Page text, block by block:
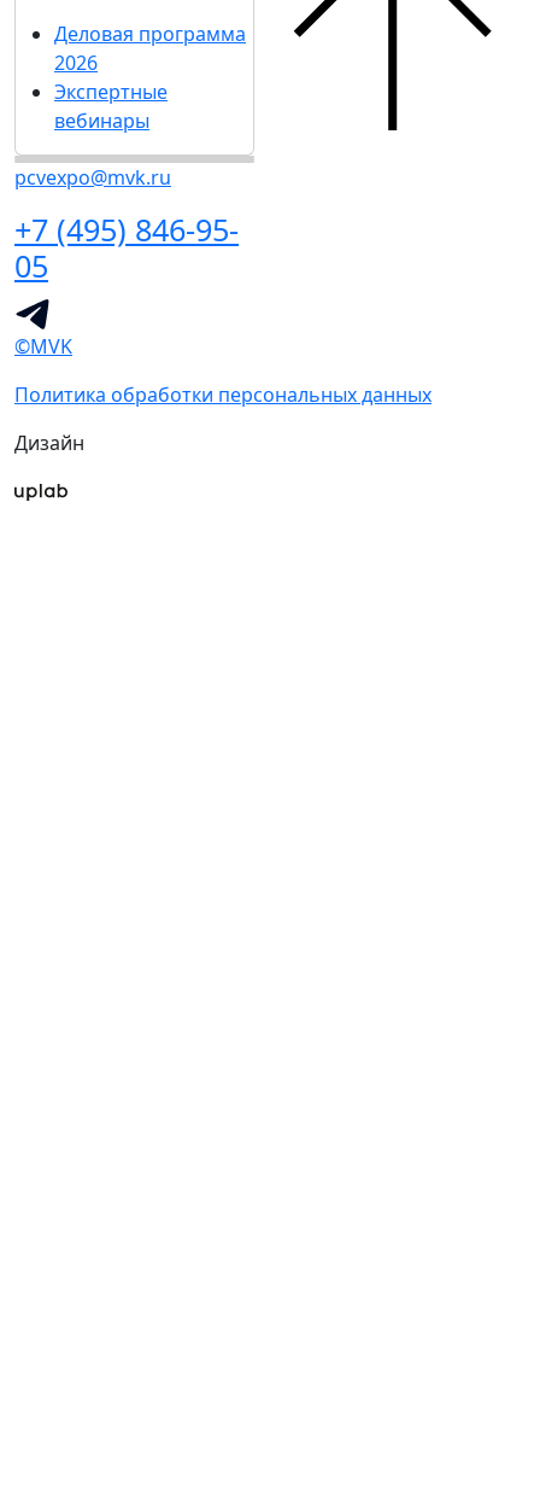
Деловая программа
2026
Экспертные
вебинары
pcvexpo@mvk.ru
+7 (495) 846-95-
05
©MVK
Политика обработки персональных данных
Дизайн